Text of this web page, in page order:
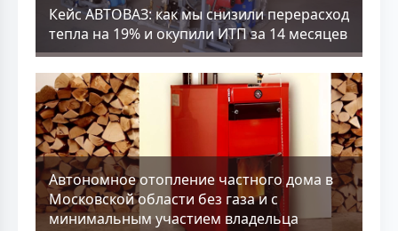
Кейс АВТОВАЗ: как мы снизили перерасход
тепла на 19% и окупили ИТП за 14 месяцев
Aвтономное отопление частного дома в
Московской области без газа и с
минимальным участием владельца